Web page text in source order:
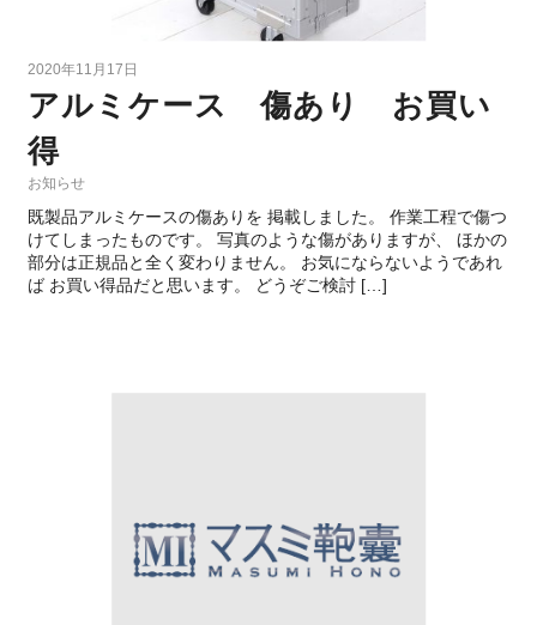
2020年11月17日
アルミケース 傷あり お買い
得
お知らせ
既製品アルミケースの傷ありを 掲載しました。 作業工程で傷つ
けてしまったものです。 写真のような傷がありますが、 ほかの
部分は正規品と全く変わりません。 お気にならないようであれ
ば お買い得品だと思います。 どうぞご検討 […]